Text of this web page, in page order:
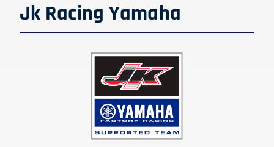
Jk Racing Yamaha